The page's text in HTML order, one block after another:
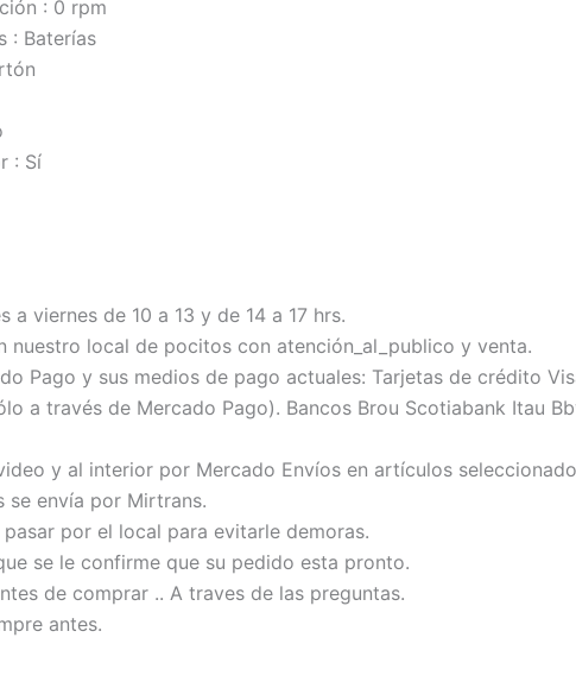
: 0 rpm
: Baterías
: Sí
a viernes de 10 a 13 y de 14 a 17 hrs.
nuestro local de pocitos con atención_al_publico y venta.
Pago y sus medios de pago actuales: Tarjetas de crédito
a través de Mercado Pago). Bancos Brou Scotiabank Itau
y al interior por Mercado Envíos en artículos
se envía por Mirtrans.
por el local para evitarle demoras.
se le confirme que su pedido esta pronto.
de comprar .. A traves de las preguntas.
antes.